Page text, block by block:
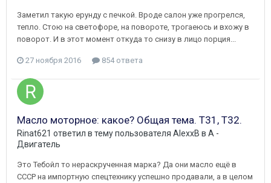
Заметил такую ерунду с печкой. Вроде салон уже прогрелся,
тепло. Стою на светофоре, на повороте, трогаеюсь и вхожу в
поворот. И в этот момент откуда то снизу в лицо порция...
27 ноября 2016 854 ответа
Масло моторное: какое? Общая тема. Т31, Т32.
Rinat621 ответил в тему пользователя AlexxB в A -
Двигатель
Это Тебойл то нераскрученная марка? Да они масло ещё в
СССР на импортную спецтехнику успешно продавали, а в целом